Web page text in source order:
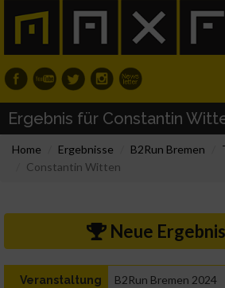
Ergebnis für Constantin
Home Ergebnisse B2Run Bremen
Constantin Witten
Neue
Veranstaltung B2Run Bremen 2024